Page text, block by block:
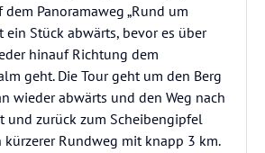
Panoramaweg „Rund um
ein Stück abwärts, bevor es über
hinauf Richtung dem
geht. Die Tour geht um den Berg
wieder abwärts und den Weg nach
und zurück zum Scheibengipfel
kürzerer Rundweg mit knapp 3 km.